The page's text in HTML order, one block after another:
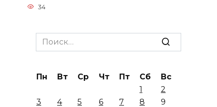
34
Search
for:
Пн Вт Ср Чт Пт Сб
Вс
1
2
3
4 5 6 7 8
9